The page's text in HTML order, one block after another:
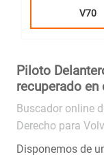
V70
Piloto
recuperado en
Buscador online
Derecho para
Disponemos de